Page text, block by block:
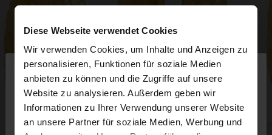
Diese Webseite verwendet Cookies
Wir verwenden Cookies, um Inhalte und Anzeigen zu
personalisieren, Funktionen für soziale Medien
anbieten zu können und die Zugriffe auf unsere
Website zu analysieren. Außerdem geben wir
Informationen zu Ihrer Verwendung unserer Website
an unsere Partner für soziale Medien, Werbung und
hallo
Sie greifen von Schweiz auf die Website zu.
Möchten Sie unsere United States Website